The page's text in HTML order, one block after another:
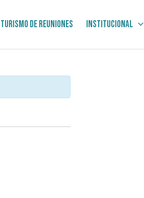
Turismo de Reuniones Institucional